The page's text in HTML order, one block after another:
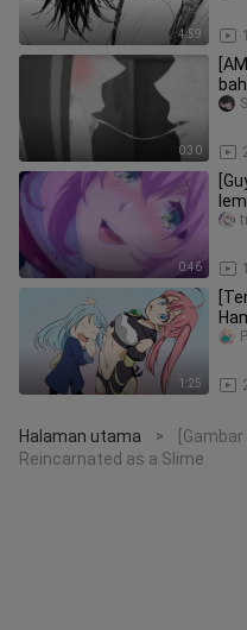
4:59
0:30
0:46
1:25
Halaman utama >
Reincarnated as a Slime